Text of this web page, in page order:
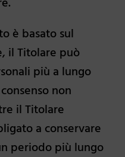
è basato sul
il Titolare può
più a lungo
non
il Titolare
a conservare
periodo più lungo